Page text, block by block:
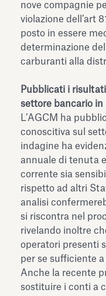
nove compagnie
violazione dell’art
posto in essere
determinazione
carburanti alla
Pubblicati i
settore bancario in
L’AGCM ha
conoscitiva sul
indagine ha
annuale di tenuta
corrente sia
rispetto ad altri
analisi
si riscontra nel
rivelando inoltre
operatori presenti
per se sufficiente
Anche la recente
sostituire i conti a